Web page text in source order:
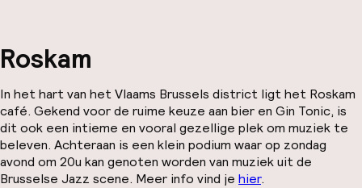
Roskam
In het hart van het Vlaams Brussels district ligt het Roskam
café. Gekend voor de ruime keuze aan bier en Gin Tonic, is
dit ook een intieme en vooral gezellige plek om muziek te
beleven. Achteraan is een klein podium waar op zondag
avond om 20u kan genoten worden van muziek uit de
Brusselse Jazz scene. Meer info vind je hier.